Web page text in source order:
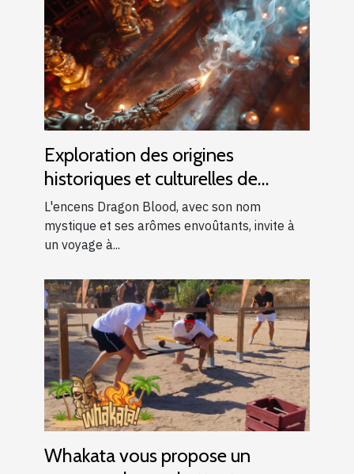
Exploration des origines
historiques et culturelles de
l'encens Dragon Blood
L'encens Dragon Blood, avec son nom
mystique et ses arômes envoûtants, invite à
un voyage à...
Whakata vous propose un